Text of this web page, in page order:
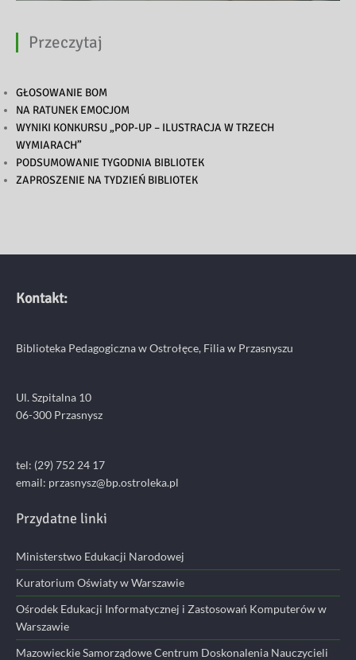
Przeczytaj
GŁOSOWANIE BOM
NA RATUNEK EMOCJOM
WYNIKI KONKURSU „POP-UP – ILUSTRACJA W TRZECH
WYMIARACH”
PODSUMOWANIE TYGODNIA BIBLIOTEK
ZAPROSZENIE NA TYDZIEŃ BIBLIOTEK
Kontakt:
Biblioteka Pedagogiczna w Ostrołęce, Filia w Przasnyszu
Ul. Szpitalna 10
06-300 Przasnysz
tel: (29) 752 24 17
email: przasnysz@bp.ostroleka.pl
Przydatne linki
Ministerstwo Edukacji Narodowej
Kuratorium Oświaty w Warszawie
Ośrodek Edukacji Informatycznej i Zastosowań Komputerów w
Warszawie
Mazowieckie Samorządowe Centrum Doskonalenia Nauczycieli